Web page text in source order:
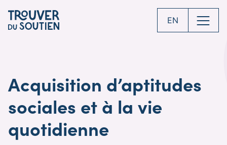
to
main
EN
Acquisition d’aptitudes
sociales et à la vie
quotidienne